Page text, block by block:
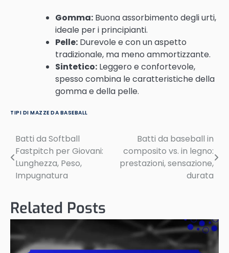
Gomma: Buona assorbimento degli urti,
ideale per i principianti.
Pelle: Durevole e con un aspetto
tradizionale, ma meno ammortizzante.
Sintetico: Leggero e confortevole,
spesso combina le caratteristiche della
gomma e della pelle.
TIPI DI MAZZE DA BASEBALL
Post
navigation
Batti da Softball
Fastpitch per Giovani:
Lunghezza, Peso,
Impugnatura
Batti da baseball in
composito vs. in legno:
prestazioni, sensazione,
durata
Related Posts